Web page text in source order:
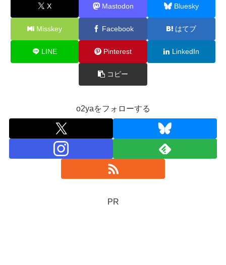
X Mastodon Bluesky
Misskey Facebook はてブ
LINE Pinterest LinkedIn
コピー
o2yaをフォローする
PR